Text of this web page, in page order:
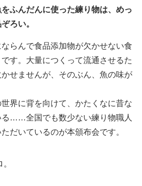
ふんだんに使った練り物は、めっ
ろい。
らんで食品添加物が欠かせない食
す。大量につくって流通させるた
せませんが、そのぶん、魚の味が
界に背を向けて、かたくなに昔な
る……全国でも数少ない練り物職人
だいているのが本頒布会です。